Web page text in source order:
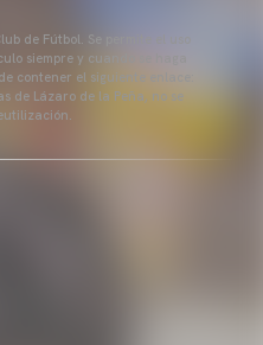
de Fútbol. Se permite el uso
siempre y cuando se haga
contener el siguiente enlace:
de Lázaro de la Peña, no se